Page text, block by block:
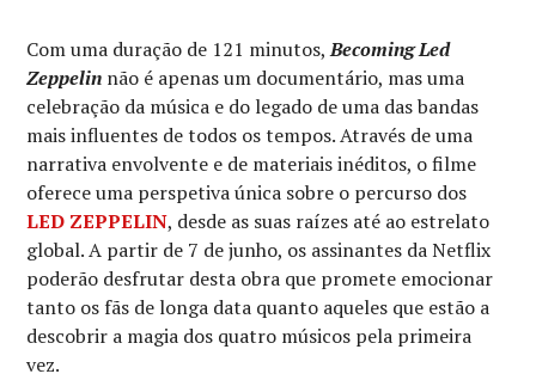
Com uma duração de 121 minutos,Becoming Led
Zeppelin não é apenas um documentário, mas uma
celebração da música e do legado de uma das bandas
mais influentes de todos os tempos. Através de uma
narrativa envolvente e de materiais inéditos, o filme
oferece uma perspetiva única sobre o percurso dos
LED ZEPPELIN, desde as suas raízes até ao estrelato
global. A partir de 7 de junho, os assinantes da Netflix
poderão desfrutar desta obra que promete emocionar
tanto os fãs de longa data quanto aqueles que estão a
descobrir a magia dos quatro músicos pela primeira
vez.